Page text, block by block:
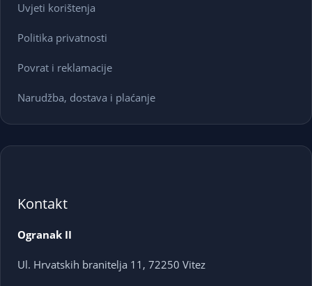
Uvjeti korištenja
Politika privatnosti
Povrat i reklamacije
Narudžba, dostava i plaćanje
Kontakt
Ogranak II
Ul. Hrvatskih branitelja 11, 72250 Vitez